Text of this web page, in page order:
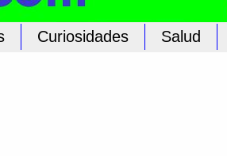
Curiosidades Salud